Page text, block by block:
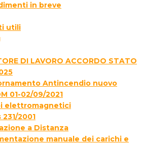
in breve
utili
DI LAVORO ACCORDO STATO
Antincendio nuovo
01-02/09/2021
elettromagnetici
231/2001
a Distanza
manuale dei carichi e